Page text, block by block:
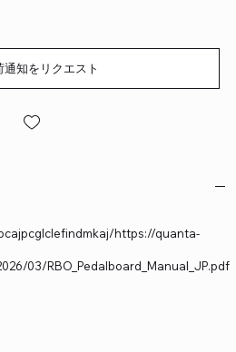
通知をリクエスト
https://quanta-
03/RBO_Pedalboard_Manual_JP.pdf